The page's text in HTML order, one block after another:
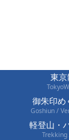
東京
御朱印め
Goshiun /
軽登山・